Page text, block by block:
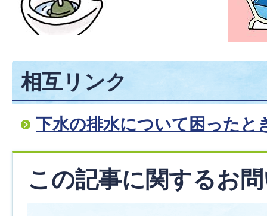
相互リンク
下水の排水について困ったと
この記事に関するお